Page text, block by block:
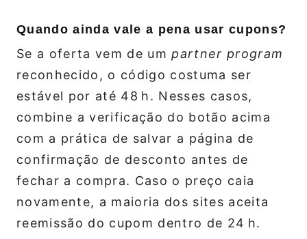
Quando ainda vale a pena usar cupons?
Se a oferta vem de umpartner program
reconhecido, o código costuma ser
estável por até 48 h. Nesses casos,
combine a verificação do botão acima
com a prática de salvar a página de
confirmação de desconto antes de
fechar a compra. Caso o preço caia
novamente, a maioria dos sites aceita
reemissão do cupom dentro de 24 h.